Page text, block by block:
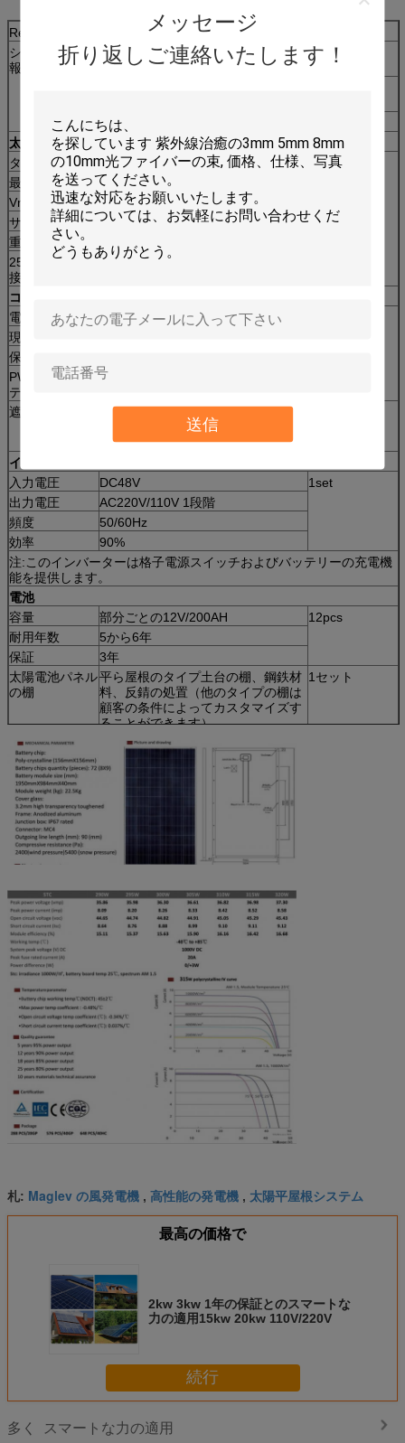
メッセージ
折り返しご連絡いたします！
送信
Refいいえ。
を離れて--5KW
システム基本情
報
太陽電池パネルの評価される出力電
力
5KW
定格出力AC容量
太陽電池パネル
タイプ
クラスの結晶のケイ素PVモジュール
20pcs
最高力
250W
Vmp
30.5V
サイズ
1655*992*45mm
重量
25年の出力の保証（ノート:2pcsパネルはシリーズで
接続します）
コントローラー
電圧
12V/24V
現在
保証
PWMの高性能充満コントローラー、LED表示、イン
テリジェント制御;温度修正、さまざまな保護。
遮断器
PVの配列コンバイナーとコントロー
ラーの間に取付けられているコント
ローラーの保護のために使用される
インバーター
入力電圧
DC48V
1set
出力電圧
AC220V/110V 1段階
頻度
50/60Hz
効率
90%
注:このインバーターは格子電源スイッチおよびバッテリーの充電機
能を提供します。
電池
容量
部分ごとの12V/200AH
12pcs
耐用年数
5から6年
保証
3年
太陽電池パネル
の棚
平ら屋根のタイプ土台の棚、鋼鉄材
料、反錆の処置（他のタイプの棚は
顧客の条件によってカスタマイズす
ることができます）
1セット
ケーブル
札: Maglev の風発電機 , 高性能の発電機 , 太陽平屋根システム
最高の価格で
2kw 3kw 1年の保証とのスマートな
力の適用15kw 20kw 110V/220V
続行
多く スマートな力の適用